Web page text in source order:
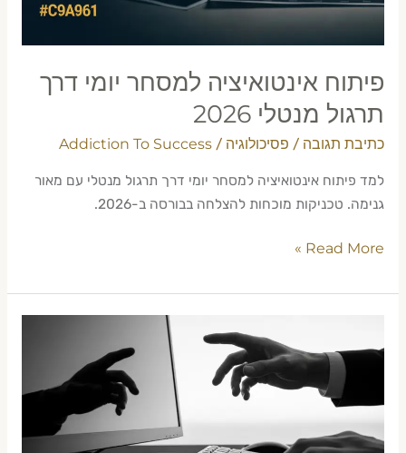
פיתוח אינטואיציה למסחר יומי דרך
תרגול מנטלי 2026
כתיבת תגובה / פסיכולוגיה /
Addiction To Success
למד פיתוח אינטואיציה למסחר יומי דרך תרגול מנטלי עם מאור
גנימה. טכניקות מוכחות להצלחה בבורסה ב-2026.
Read More »
מנטלי
ופסיכולוגיה
לסוחרי
יום
בישראל